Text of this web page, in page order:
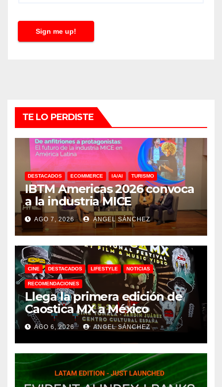
l
Sign me up!
TE LO PERDISTE
DESTACADOS ECOMMERCE IA/AI TURISMO
IBTM Americas 2026 convoca
a la industria MICE
AGO 7, 2026 ANGEL SÁNCHEZ
CINE DESTACADOS LIFESTYLE NOTICIAS
RECOMENDACIONES
Llega la primera edición de
Caostica MX a México
AGO 6, 2026 ANGEL SÁNCHEZ